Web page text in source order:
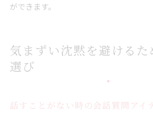
ができます。
気まずい沈黙を避けるた
選び
話すことがない時の会話質問アイ